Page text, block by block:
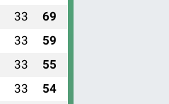
33 69
33 59
33 55
33 54